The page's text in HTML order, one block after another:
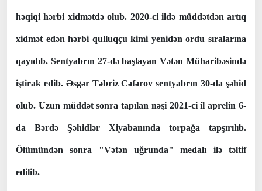
həqiqi hərbi xidmətdə olub. 2020-ci ildə müddətdən artıq
xidmət edən hərbi qulluqçu kimi yenidən ordu sıralarına
qayıdıb. Sentyabrın 27-də başlayan Vətən Müharibəsində
iştirak edib. Əsgər Təbriz Cəfərov sentyabrın 30-da şəhid
olub. Uzun müddət sonra tapılan nəşi 2021-ci il aprelin 6-
da Bərdə Şəhidlər Xiyabanında torpağa tapşırılıb.
Ölümündən sonra "Vətən uğrunda" medalı ilə təltif
edilib.